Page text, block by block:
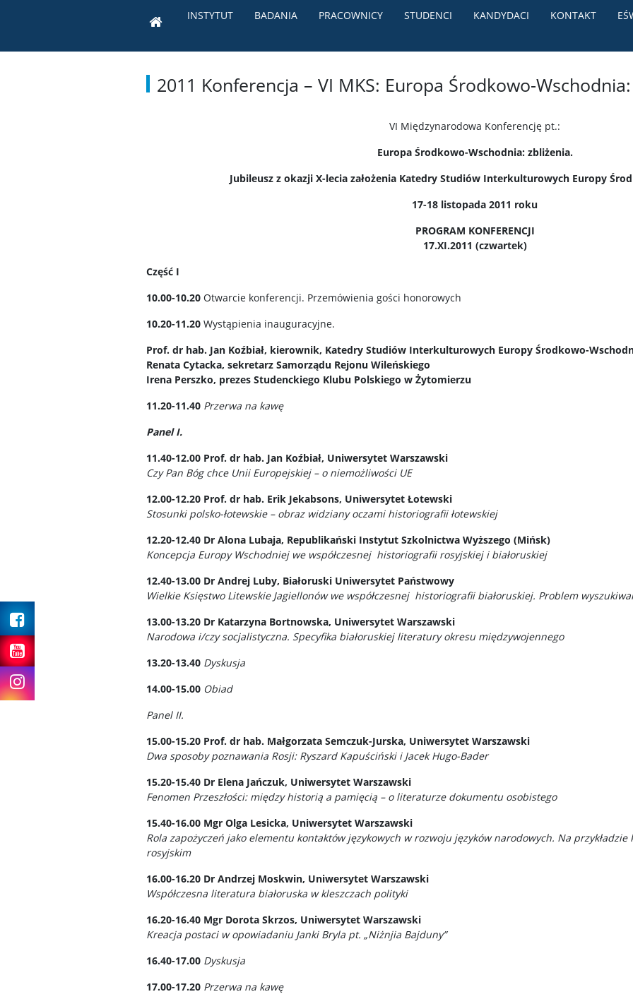
INSTYTUT BADANIA PRACOWNICY STUDENCI KANDYDACI KONTAKT
2011 Konferencja – VI MKS: Europa Środkowo-
VI Międzynarodowa Konferencję pt.:
Europa Środkowo-Wschodnia: zbliżenia.
Jubileusz z okazji X-lecia założenia Katedry Studiów Interkulturowych Europy
17-18 listopada 2011 roku
PROGRAM KONFERENCJI
17.XI.2011 (czwartek)
Część I
10.00-10.20 Otwarcie konferencji. Przemówienia gości honorowych
10.20-11.20 Wystąpienia inauguracyjne.
Prof. dr hab. Jan Koźbiał, kierownik, Katedry Studiów Interkulturowych Europy Środkowo-
Renata Cytacka, sekretarz Samorządu Rejonu Wileńskiego
Irena Perszko, prezes Studenckiego Klubu Polskiego w Żytomierzu
11.20-11.40 Przerwa na kawę
Panel I.
11.40-12.00 Prof. dr hab. Jan Koźbiał, Uniwersytet Warszawski
Czy Pan Bóg chce Unii Europejskiej – o niemożliwości UE
12.00-12.20 Prof. dr hab. Erik Jekabsons, Uniwersytet Łotewski
Stosunki polsko-łotewskie – obraz widziany oczami historiografii łotewskiej
12.20-12.40 Dr Alona Lubaja, Republikański Instytut Szkolnictwa Wyższego (Mińsk)
Koncepcja Europy Wschodniej we współczesnej historiografii rosyjskiej i białoruskiej
12.40-13.00 Dr Andrej Luby, Białoruski Uniwersytet Państwowy
Wielkie Księstwo Litewskie Jagiellonów we współczesnej historiografii białoruskiej. Problem
13.00-13.20 Dr Katarzyna Bortnowska, Uniwersytet Warszawski
Narodowa i/czy socjalistyczna. Specyfika białoruskiej literatury okresu międzywojennego
13.20-13.40 Dyskusja
14.00-15.00 Obiad
Panel II.
15.00-15.20 Prof. dr hab. Małgorzata Semczuk-Jurska, Uniwersytet Warszawski
Dwa sposoby poznawania Rosji: Ryszard Kapuściński i Jacek Hugo-Bader
15.20-15.40 Dr Elena Jańczuk, Uniwersytet Warszawski
Fenomen Przeszłości: między historią a pamięcią – o literaturze dokumentu osobistego
15.40-16.00 Mgr Olga Lesicka, Uniwersytet Warszawski
Rola zapożyczeń jako elementu kontaktów językowych w rozwoju języków narodowych. Na
rosyjskim
16.00-16.20 Dr Andrzej Moskwin, Uniwersytet Warszawski
Współczesna literatura białoruska w kleszczach polityki
16.20-16.40 Mgr Dorota Skrzos, Uniwersytet Warszawski
Kreacja postaci w opowiadaniu Janki Bryla pt. „Niżnjia Bajduny”
16.40-17.00 Dyskusja
17.00-17.20 Przerwa na kawę
Youtube
Instagram